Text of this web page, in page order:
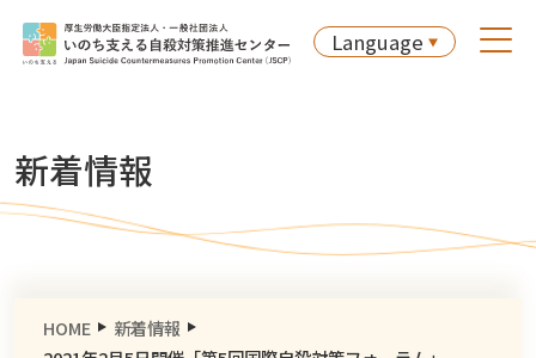
Language
新着情報
HOME
新着情報